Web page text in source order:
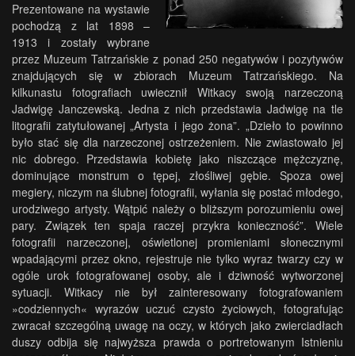
Prezentowane na wystawie
pochodzą z lat 1898 –
1913 i zostały wybrane
przez Muzeum Tatrzańskie z ponad 250 negatywów i pozytywów
znajdujących się w zbiorach Muzeum Tatrzańskiego. Na
kilkunastu fotografiach uwiecznił Witkacy swoją narzeczoną
Jadwigę Janczewską. Jedna z nich przedstawia Jadwigę na tle
litografii zatytułowanej „Artysta i jego żona”. „Dzieło to powinno
było stać się dla narzeczonej ostrzeżeniem. Nie zwiastowało jej
nic dobrego. Przedstawia kobietę jako niszczące mężczyznę,
dominujące monstrum o tępej, złośliwej gębie. Spoza owej
megiery, niczym na ślubnej fotografii, wyłania się postać młodego,
urodziwego artysty. Wątpić należy o bliższym porozumieniu owej
pary. Związek ten spaja raczej przykra konieczność”. Wiele
fotografii narzeczonej, oświetlonej promieniami słonecznymi
wpadającymi przez okno, rejestruje nie tylko wyraz twarzy czy w
ogóle urok fotografowanej osoby, ale i dziwność wytworzonej
sytuacji. Witkacy nie był zainteresowany fotografowaniem
»codziennych« wyrazów uczuć czysto życiowych, fotografując
zwracał szczególną uwagę na oczy, w których jako zwierciadłach
duszy odbija się najwyższa prawda o portretowanym Istnieniu